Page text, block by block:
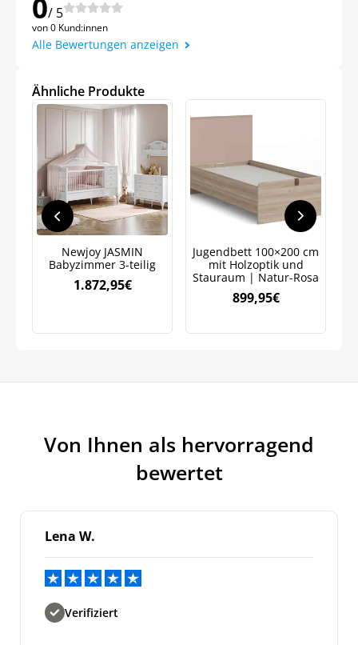
0/ 5
von 0 Kund:innen
Alle Bewertungen anzeigen
Ähnliche Produkte
Newjoy JASMIN
Babyzimmer 3-teilig
1.872,95€
Jugendbett 100×200 cm
mit Holzoptik und
Stauraum | Natur-Rosa
899,95€
Von Ihnen als hervorragend
bewertet
Lena W.
Verifiziert
Meinen Code senden
Weitere Informationen darüber, wie wir Ihre Daten für
Marketingkommunikation verarbeiten. Lesen Sie unsere
Datenschutzrichtlinie.